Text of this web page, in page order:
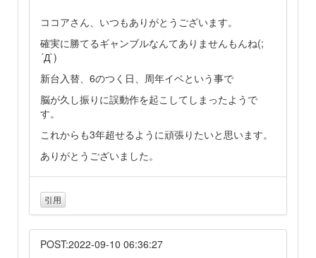
ココアさん、いつもありがとうございます。
確実に勝てるギャンブルなんてありませんもんね(;
´Д`)
新台入替、6のつく日、周年イベという事で
脳が久し振りに誤動作を起こしてしまったようで
す。
これからも3年超せるように頑張りたいと思います。
ありがとうございました。
引用
POST:2022-09-10 06:36:27